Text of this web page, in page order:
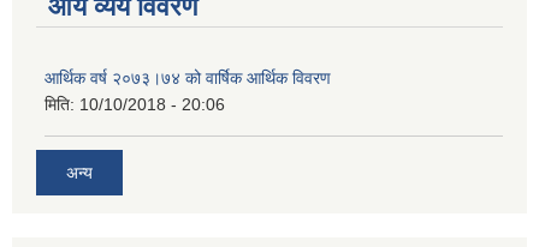
आय व्यय विवरण
आर्थिक वर्ष २०७३।७४ को वार्षिक आर्थिक विवरण
मिति: 10/10/2018 - 20:06
अन्य